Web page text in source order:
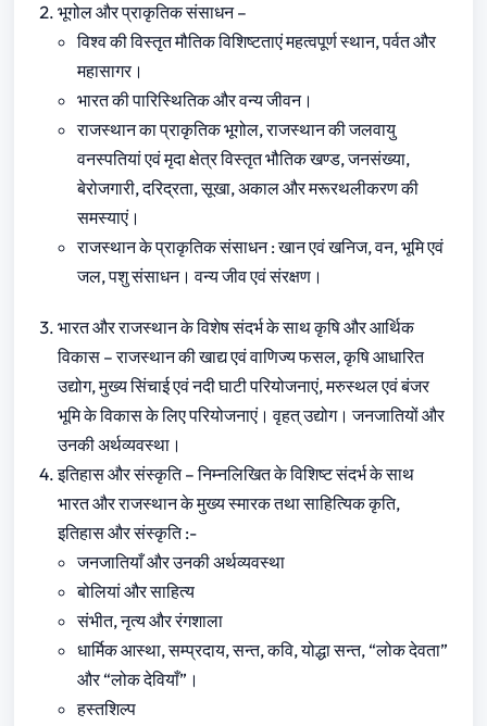
भूगोल और प्राकृतिक संसाधन –
विश्व की विस्तृत मौतिक विशिष्टताएं महत्वपूर्ण स्थान, पर्वत और
महासागर।
भारत की पारिस्थितिक और वन्य जीवन।
राजस्थान का प्राकृतिक भूगोल, राजस्थान की जलवायु
वनस्पतियां एवं मृदा क्षेत्र विस्तृत भौतिक खण्ड, जनसंख्या,
बेरोजगारी, दरिद्रता, सूखा, अकाल और मरूरथलीकरण की
समस्याएं।
राजस्थान के प्राकृतिक संसाधन : खान एवं खनिज, वन, भूमि एवं
जल, पशु संसाधन। वन्य जीव एवं संरक्षण।
भारत और राजस्थान के विशेष संदर्भ के साथ कृषि और आर्थिक
विकास – राजस्थान की खाद्य एवं वाणिज्य फसल, कृषि आधारित
उद्योग, मुख्य सिंचाई एवं नदी घाटी परियोजनाएं, मरुस्थल एवं बंजर
भूमि के विकास के लिए परियोजनाएं। वृहत्‌ उद्योग। जनजातियों और
उनकी अर्थव्यवस्था।
इतिहास और संस्कृति – निम्नलिखित के विशिष्ट संदर्भ के साथ
भारत और राजस्थान के मुख्य स्मारक तथा साहित्यिक कृति,
इतिहास और संस्कृति :-
जनजातियाँ और उनकी अर्थव्यवस्था
बोलियां और साहित्य
संभीत, नृत्य और रंगशाला
धार्मिक आस्था, सम्प्रदाय, सन्त, कवि, योद्धा सन्त, “लोक देवता”
और “लोक देवियाँ”।
हस्तशिल्प